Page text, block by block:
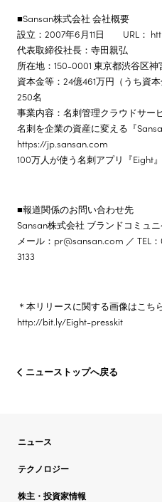
■Sansan株式会社 会社概要
設立：2007年6月11日 URL：
代表取締役社長：寺田親弘
所在地：150-0001 東京都渋谷区
資本金等：24億461万円（うち
250名
事業内容：名刺管理クラウドサー
名刺を企業の資産に変える『
https://jp.sansan.com
100万人が使う名刺アプリ『
■報道関係のお問い合わせ先
Sansan株式会社 ブランドコミュ
メール：pr@sansan.com ／ TEL
3133
＊本リリースに関する画像はこち
http://bit.ly/Eight-presskit
ニューストップへ戻る
ニュース
テクノロジー
株主・投資家情報